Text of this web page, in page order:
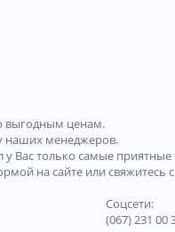
выгодным ценам.
наших менеджеров.
Вас только самые
на сайте или
Соцсети:
(067) 231 00